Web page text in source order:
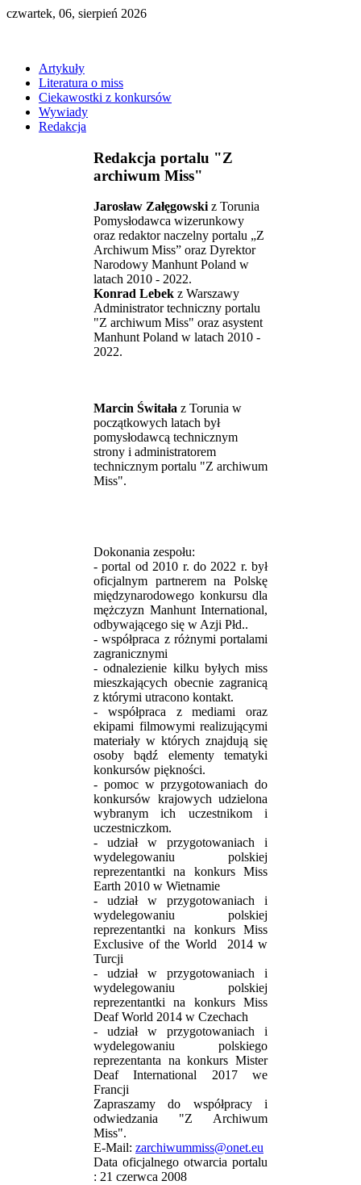
czwartek, 06, sierpień 2026
Artykuły
Literatura o miss
Ciekawostki z konkursów
Wywiady
Redakcja
Redakcja portalu "Z
archiwum Miss"
Jarosław Załęgowskiz Torunia
Pomysłodawca wizerunkowy
oraz redaktor naczelny portalu „Z
Archiwum Miss” oraz Dyrektor
Narodowy Manhunt Poland w
latach 2010 - 2022.
Konrad Lebek z Warszawy
Administrator techniczny portalu
"Z archiwum Miss" oraz asystent
Manhunt Poland w latach 2010 -
2022.
Marcin Świtała z Torunia w
początkowych latach był
pomysłodawcą technicznym
strony i administratorem
technicznym portalu "Z archiwum
Miss".
Dokonania zespołu:
- portal od 2010 r. do 2022 r. był
oficjalnym partnerem na Polskę
międzynarodowego konkursu dla
mężczyzn Manhunt International,
odbywającego się w Azji Płd..
- współpraca z różnymi portalami
zagranicznymi
- odnalezienie kilku byłych miss
mieszkających obecnie zagranicą
z którymi utracono kontakt.
- współpraca z mediami oraz
ekipami filmowymi realizującymi
materiały w których znajdują się
osoby bądź elementy tematyki
konkursów piękności.
- pomoc w przygotowaniach do
konkursów krajowych udzielona
wybranym ich uczestnikom i
uczestniczkom.
- udział w przygotowaniach i
wydelegowaniu polskiej
reprezentantki na konkurs Miss
Earth 2010 w Wietnamie
- udział w przygotowaniach i
wydelegowaniu polskiej
reprezentantki na konkurs Miss
Exclusive of the World 2014 w
Turcji
- udział w przygotowaniach i
wydelegowaniu polskiej
reprezentantki na konkurs Miss
Deaf World 2014 w Czechach
- udział w przygotowaniach i
wydelegowaniu polskiego
reprezentanta na konkurs Mister
Deaf International 2017 we
Francji
Zapraszamy do współpracy i
odwiedzania "Z Archiwum
Miss".
E-Mail: zarchiwummiss@onet.eu
Data oficjalnego otwarcia portalu
: 21 czerwca 2008